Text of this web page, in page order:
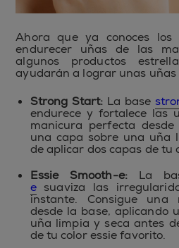
Ahora que ya conoces los
endurecer uñas de las
algunos productos
ayudarán a lograr unas
Strong Start: La base
endurece y fortalece las
manicura perfecta
una capa sobre una uña
de aplicar dos capas de tu
Essie Smooth-e:La
esuaviza las
instante. Consigue una
desde la base, aplicando
uña limpia y seca antes
de tu color essie favorito.